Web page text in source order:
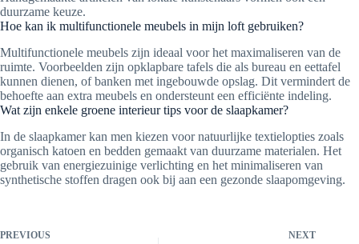
duurzame keuze.
Hoe kan ik multifunctionele meubels in mijn loft gebruiken?
Multifunctionele meubels zijn ideaal voor het maximaliseren van de
ruimte. Voorbeelden zijn opklapbare tafels die als bureau en eettafel
kunnen dienen, of banken met ingebouwde opslag. Dit vermindert de
behoefte aan extra meubels en ondersteunt een efficiënte indeling.
Wat zijn enkele groene interieur tips voor de slaapkamer?
In de slaapkamer kan men kiezen voor natuurlijke textielopties zoals
organisch katoen en bedden gemaakt van duurzame materialen. Het
gebruik van energiezuinige verlichting en het minimaliseren van
synthetische stoffen dragen ook bij aan een gezonde slaapomgeving.
PREVIOUS NEXT